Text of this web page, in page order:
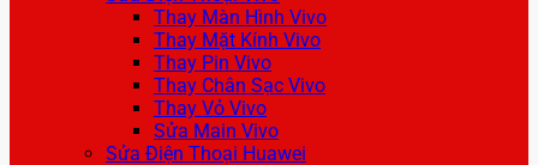
Thay Màn Hình Vivo
Thay Mặt Kính Vivo
Thay Pin Vivo
Thay Chân Sạc Vivo
Thay Vỏ Vivo
Sửa Main Vivo
Sửa Điện Thoại Huawei